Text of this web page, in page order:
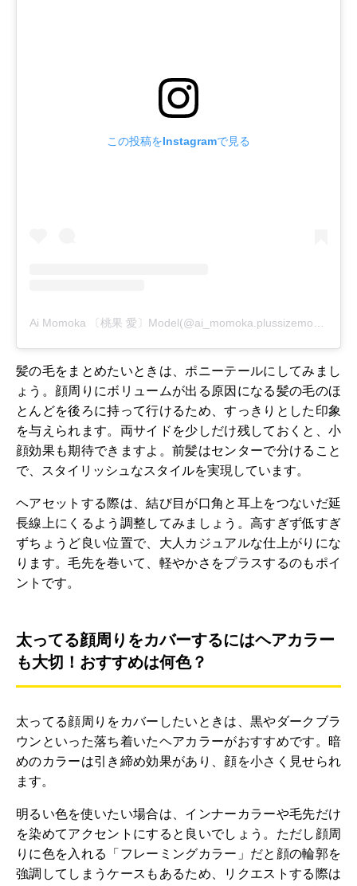
この投稿をInstagramで見る
髪の毛をまとめたいときは、ポニーテールにしてみまし
ょう。顔周りにボリュームが出る原因になる髪の毛のほ
とんどを後ろに持って行けるため、すっきりとした印象
を与えられます。両サイドを少しだけ残しておくと、小
顔効果も期待できますよ。前髪はセンターで分けること
で、スタイリッシュなスタイルを実現しています。
ヘアセットする際は、結び目が口角と耳上をつないだ延
長線上にくるよう調整してみましょう。高すぎず低すぎ
ずちょうど良い位置で、大人カジュアルな仕上がりにな
ります。毛先を巻いて、軽やかさをプラスするのもポイ
ントです。
太ってる顔周りをカバーするにはヘアカラー
も大切！おすすめは何色？
太ってる顔周りをカバーしたいときは、黒やダークブラ
ウンといった落ち着いたヘアカラーがおすすめです。暗
めのカラーは引き締め効果があり、顔を小さく見せられ
ます。
明るい色を使いたい場合は、インナーカラーや毛先だけ
を染めてアクセントにすると良いでしょう。ただし顔周
りに色を入れる「フレーミングカラー」だと顔の輪郭を
強調してしまうケースもあるため、リクエストする際は